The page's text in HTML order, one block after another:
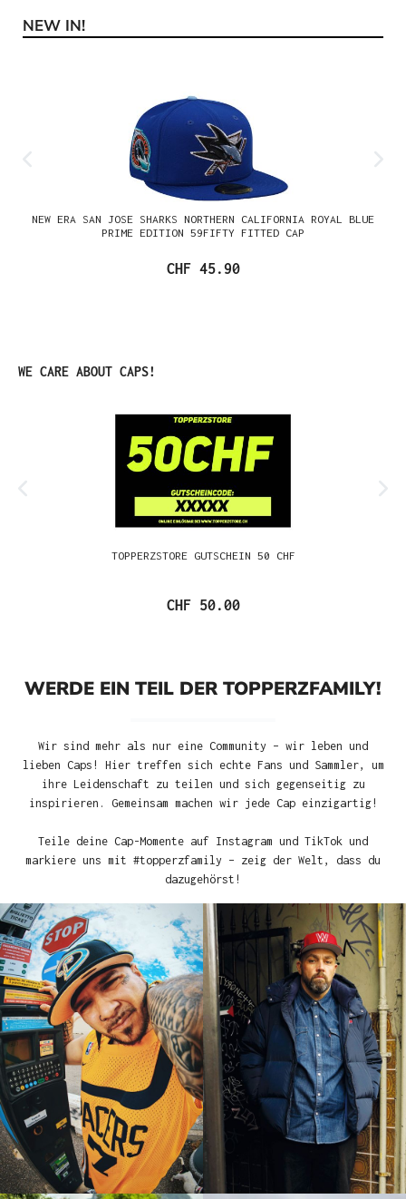
Produktgalerie überspringen
NEW IN!
NEW ERA SAN JOSE SHARKS NORTHERN CALIFORNIA ROYAL BLUE
PRIME EDITION 59FIFTY FITTED CAP
CHF 45.90
Produktgalerie überspringen
WE CARE ABOUT CAPS!
TOPPERZSTORE GUTSCHEIN 50 CHF
CHF 50.00
WERDE EIN TEIL DER TOPPERZFAMILY!
Wir sind mehr als nur eine Community – wir leben und
lieben Caps! Hier treffen sich echte Fans und Sammler, um
ihre Leidenschaft zu teilen und sich gegenseitig zu
inspirieren. Gemeinsam machen wir jede Cap einzigartig!
Teile deine Cap-Momente auf Instagram und TikTok und
markiere uns mit #topperzfamily – zeig der Welt, dass du
dazugehörst!